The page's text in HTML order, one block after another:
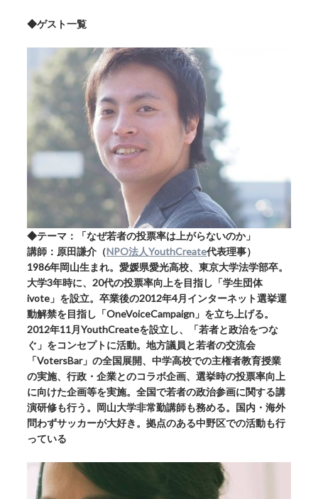
◆ゲスト一覧
◆テーマ：「なぜ若者の投票率は上がらないのか」
講師：原田謙介（NPO法人YouthCreate代表理事）
1986年岡山生まれ。愛媛県愛光高校、東京大学法学部卒。
大学3年時に、20代の投票率向上を目指し「学生団体
ivote」を設立。卒業後の2012年4月インターネット選挙運
動解禁を目指し「OneVoiceCampaign」を立ち上げる。
2012年11月YouthCreateを設立し、「若者と政治をつな
ぐ」をコンセプトに活動。地方議員と若者の交流会
「VotersBar」の全国展開、中学高校での主権者教育授業
の実施、行政・企業とのコラボ企画、選挙時の投票率向上
に向けた企画等を実施。全国で若者の政治参画に関する講
演研修も行う。岡山大学非常勤講師も務める。国内・海外
問わずサッカーが大好き。拠点のある中野区での活動も行
っている